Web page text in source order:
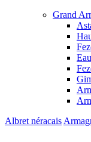
Grand
Albret néracais